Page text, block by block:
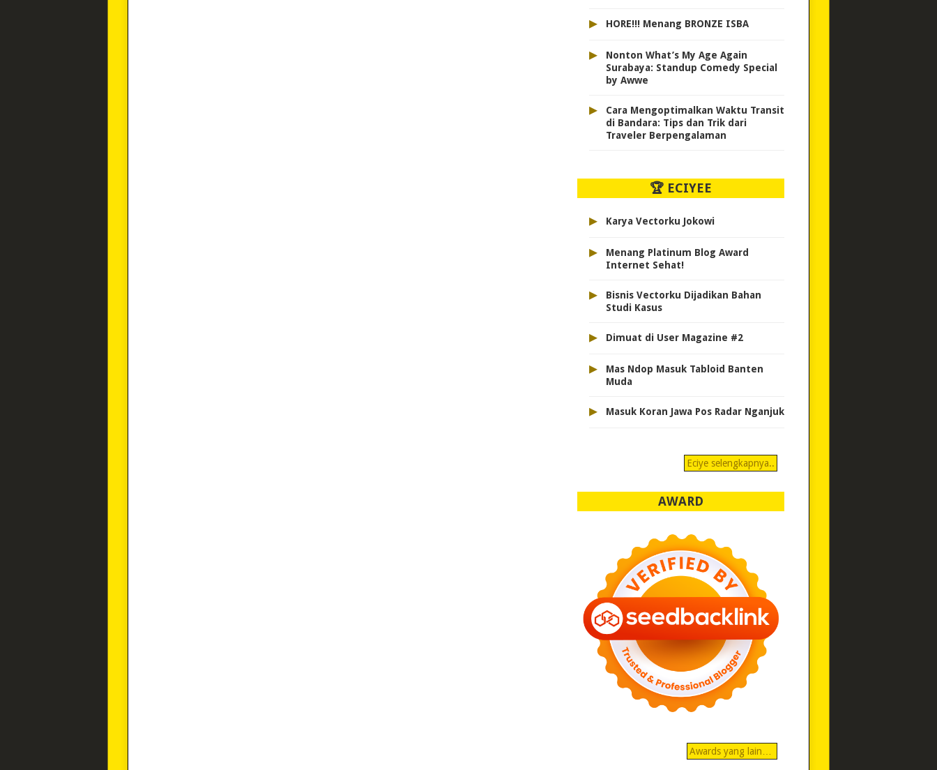
▸ HORE!!! Menang BRONZE ISBA
▸
Nonton What’s My Age Again
Surabaya: Standup Comedy Special
by Awwe
▸
Cara Mengoptimalkan Waktu Transit
di Bandara: Tips dan Trik dari
Traveler Berpengalaman
🏆 ECIYEE
▸ Karya Vectorku Jokowi
▸
Menang Platinum Blog Award
Internet Sehat!
▸
Bisnis Vectorku Dijadikan Bahan
Studi Kasus
▸ Dimuat di User Magazine #2
▸
Mas Ndop Masuk Tabloid Banten
Muda
▸ Masuk Koran Jawa Pos Radar Nganjuk
Eciye selengkapnya..
AWARD
Awards yang lain…